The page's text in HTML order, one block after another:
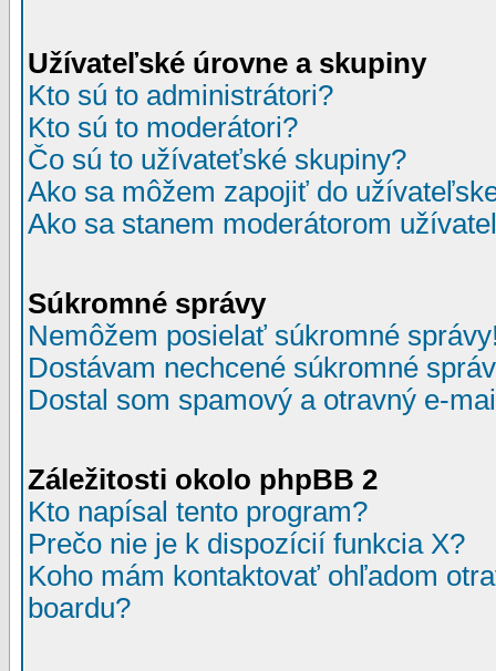
Užívateľské úrovne a skupiny
Kto sú to administrátori?
Kto sú to moderátori?
Čo sú to užívateťské skupiny?
Ako sa môžem zapojiť do
Ako sa stanem moderátorom
Súkromné správy
Nemôžem posielať súkromné
Dostávam nechcené súkromné
Dostal som spamový a otravný e-
Záležitosti okolo phpBB 2
Kto napísal tento program?
Prečo nie je k dispozícií funkcia X?
Koho mám kontaktovať ohľadom
boardu?